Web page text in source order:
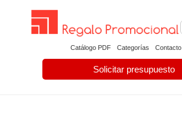
Catálogo PDF Categorías Contacto
Solicitar presupuesto